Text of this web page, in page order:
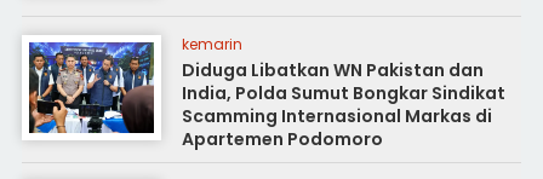
kemarin
Diduga Libatkan WN Pakistan dan
India, Polda Sumut Bongkar Sindikat
Scamming Internasional Markas di
Apartemen Podomoro